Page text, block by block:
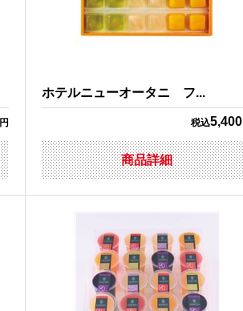
円
ホテルニューオータニ フ...
税込5,400
商品詳細